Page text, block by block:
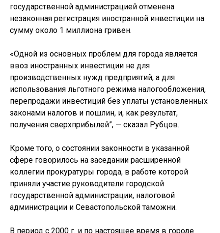
государственной администрацией отменена
незаконная регистрация иностранной инвестиции на
сумму около 1 миллиона гривен.
«Одной из основных проблем для города является
ввоз иностранных инвестиции не для
производственных нужд предприятий, а для
использования льготного режима налогообложения,
перепродажи инвестиций без уплаты установленных
законами налогов и пошлин, и, как результат,
получения сверхприбылей”, — сказал Рубцов.
Кроме того, о состоянии законности в указанной
сфере говорилось на заседании расширенной
коллегии прокуратуры города, в работе которой
приняли участие руководители городской
государственной администрации, налоговой
администрации и Севастопольской таможни.
В период с 2000 г. и по настоящее время в городе